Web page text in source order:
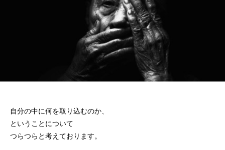
自分の中に何を取り込むのか、
ということについて
つらつらと考えております。